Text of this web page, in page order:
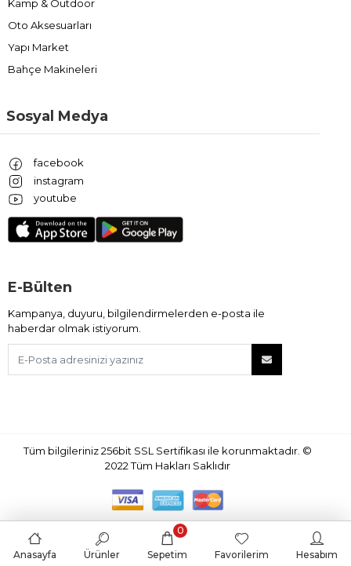
Kamp & Outdoor
Oto Aksesuarları
Yapı Market
Bahçe Makineleri
Sosyal Medya
facebook
instagram
youtube
E-Bülten
Kampanya, duyuru, bilgilendirmelerden e-posta ile
haberdar olmak istiyorum.
Tüm bilgileriniz 256bit SSL Sertifikası ile korunmaktadır. ©
2022Tüm Hakları Saklıdır
Anasayfa Ürünler Sepetim
0
Favorilerim Hesabım